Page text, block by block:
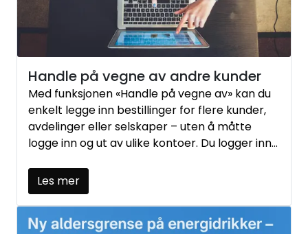
Handle på vegne av andre kunder
Med funksjonen «Handle på vegne av» kan du
enkelt legge inn bestillinger for flere kunder,
avdelinger eller selskaper – uten å måtte
logge inn og ut av ulike kontoer. Du logger inn
du handler for.
Les mer